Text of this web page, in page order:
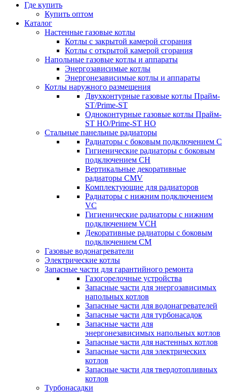
Где купить
Купить оптом
Каталог
Настенные газовые котлы
Котлы с закрытой камерой сгорания
Котлы с открытой камерой сгорания
Напольные газовые котлы и аппараты
Энергозависимые котлы
Энергонезависимые котлы и аппараты
Котлы наружного размещения
Двухконтурные газовые котлы Прайм-
ST/Prime-ST
Одноконтурные газовые котлы Прайм-
ST HO/Prime-ST HO
Стальные панельные радиаторы
Радиаторы c боковым подключением C
Гигиенические радиаторы c боковым
подключением CH
Вертикальные декоративные
радиаторы CMV
Комплектующие для радиаторов
Радиаторы c нижним подключением
VC
Гигиенические радиаторы c нижним
подключением VCH
Декоративные радиаторы с боковым
подключением CM
Газовые водонагреватели
Электрические котлы
Запасные части для гарантийного ремонта
Газогорелочные устройства
Запасные части для энергозависимых
напольных котлов
Запасные части для водонагревателей
Запасные части для турбонасадок
Запасные части для
энергонезависимых напольных котлов
Запасные части для настенных котлов
Запасные части для электрических
котлов
Запасные части для твердотопливных
котлов
Турбонасадки